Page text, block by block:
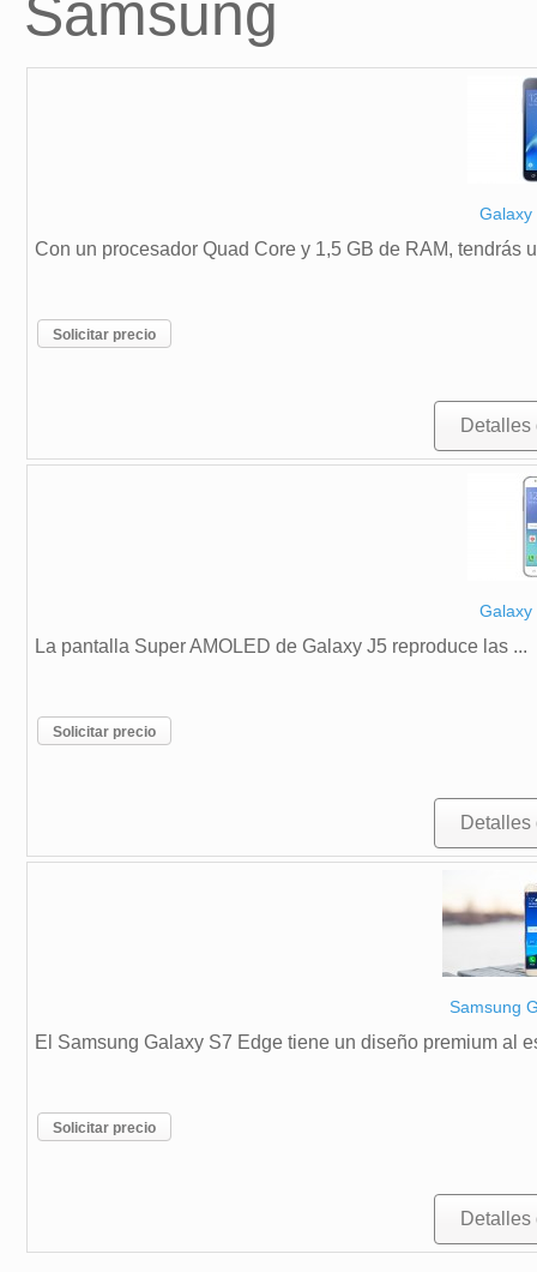
Samsung
Galaxy
Con un procesador Quad Core y 1,5 GB de RAM, tendrás
Solicitar precio
Detalles
Galaxy
La pantalla Super AMOLED de Galaxy J5 reproduce las ...
Solicitar precio
Detalles
Samsung
El Samsung Galaxy S7 Edge tiene un diseño premium al
Solicitar precio
Detalles